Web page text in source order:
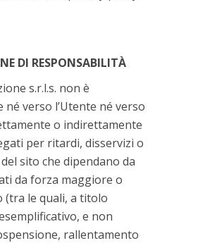
DI RESPONSABILITÀ
s.r.l.s. non è
né verso l’Utente né verso
o indirettamente
per ritardi, disservizi o
sito che dipendano da
da forza maggiore o
(tra le quali, a titolo
e non
rallentamento